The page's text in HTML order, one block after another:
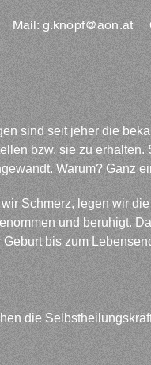
Mail:g.knopf@aon.at
sind seit jeher die
bzw. sie zu
Warum? Ganz
wir Schmerz, legen wir
und beruhigt.
Geburt bis zum
die